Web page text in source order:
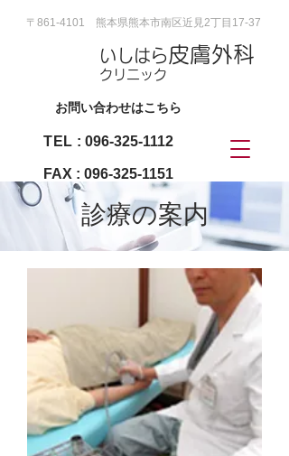
TEL : 096-325-1112
お問い合わせはこちら
いしはら 皮膚外科
クリニック
〒861-4101 熊本県熊本市南区近見2丁目17-37
FAX : 096-325-1151
診療の案内